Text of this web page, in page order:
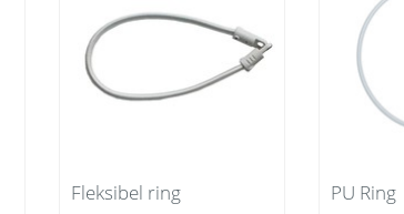
Fleksibel ring PU Ring